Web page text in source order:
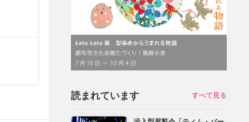
読まれています すべて見る